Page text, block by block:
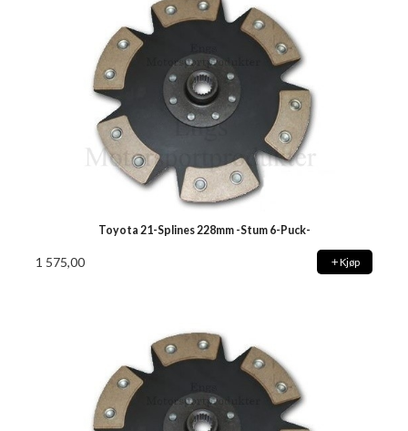
Toyota 21-Splines 228mm -Stum 6-Puck-
1 575,00 Kjøp